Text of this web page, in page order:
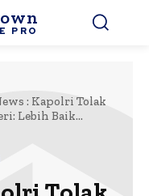
PRO
: Kapolri Tolak
Lebih Baik...